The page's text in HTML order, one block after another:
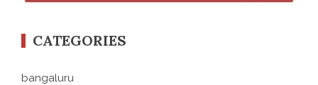
CATEGORIES
bangaluru